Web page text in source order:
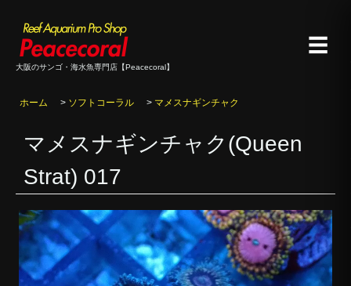
大阪のサンゴ・海水魚専門店【Peacecoral】
☰
ホーム > ソフトコーラル > マメスナギンチャク
マメスナギンチャク(Queen
Strat) 017